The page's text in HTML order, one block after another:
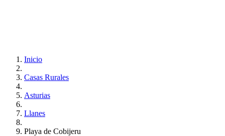
Inicio
Casas Rurales
Asturias
Llanes
Playa de Cobijeru